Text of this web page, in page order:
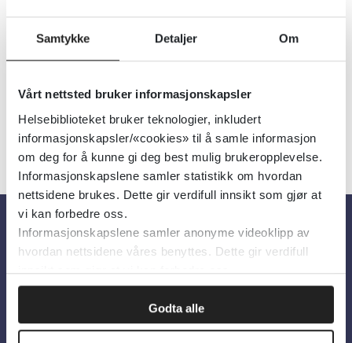
Samtykke Detaljer Om
Vårt nettsted bruker informasjonskapsler
Helsebiblioteket bruker teknologier, inkludert
informasjonskapsler/«cookies» til å samle informasjon
om deg for å kunne gi deg best mulig brukeropplevelse.
Informasjonskapslene samler statistikk om hvordan
nettsidene brukes. Dette gir verdifull innsikt som gjør at
vi kan forbedre oss.
Informasjonskapslene samler anonyme videoklipp av
hvordan nettsidene våres benyttes. Dette gir verdifull
innsikt som gjør at vi kan forbedre oss.
Godta alle
omsorgsdepartementet (HOD)
Språk:Norsk
Om oss
Personvern og informasjonskapsler